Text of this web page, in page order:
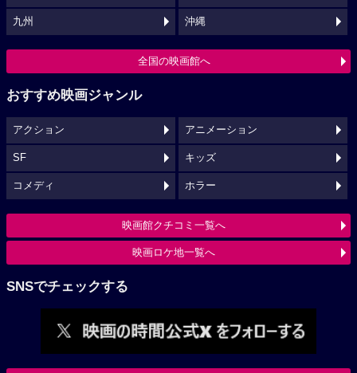
九州 沖縄
全国の映画館へ
おすすめ映画ジャンル
アクション アニメーション
SF キッズ
コメディ ホラー
映画館クチコミ一覧へ
映画ロケ地一覧へ
SNSでチェックする